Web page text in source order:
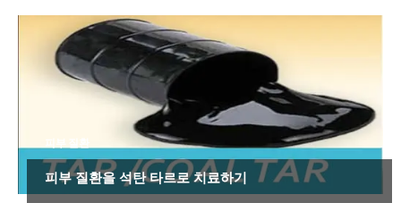
피부 질환을 석탄 타르로 치료하기